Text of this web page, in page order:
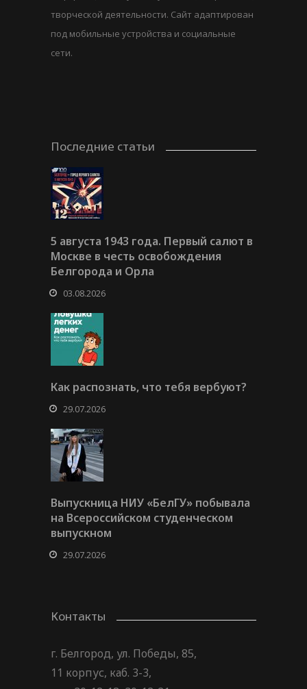
творческой деятельности. Сайт адаптирован
под мобильные устройства и социальные
сети.
Последние статьи
5 августа 1943 года. Первый салют в
Москве в честь освобождения
Белгорода и Орла
03.08.2026
Как распознать, что тебя вербуют?
29.07.2026
Выпускница НИУ «БелГУ» побывала
на Всероссийском студенческом
выпускном
29.07.2026
Контакты
г. Белгород, ул. Победы, 85,
11 корпус, каб. 3-3,